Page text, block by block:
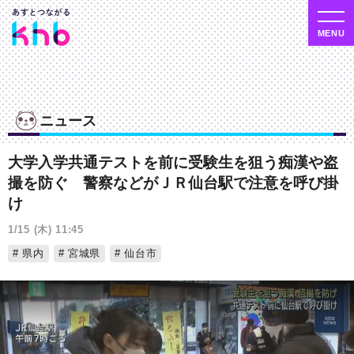
ニュース
大学入学共通テストを前に受験生を狙う痴漢や盗
撮を防ぐ 警察などがＪＲ仙台駅で注意を呼び掛
け
1/15 (木) 11:45
県内
宮城県 仙台市